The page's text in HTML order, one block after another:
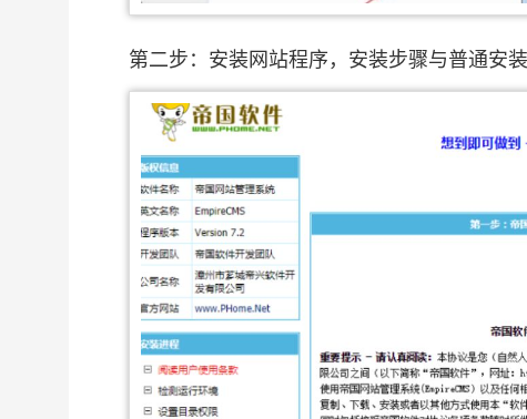
第二步：安装网站程序，安装步骤与普通安装